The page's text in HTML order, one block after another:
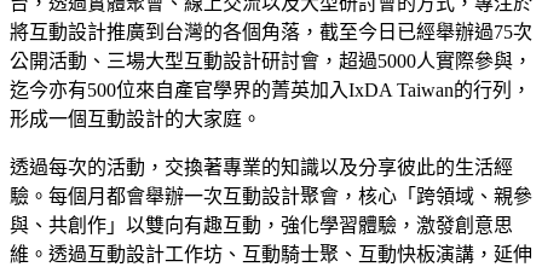
將互動設計推廣到台灣的各個角落，截至今日已經舉辦過75次
公開活動、三場大型互動設計研討會，超過5000人實際參與，
迄今亦有500位來自產官學界的菁英加入IxDA Taiwan的行列，
形成一個互動設計的大家庭。
透過每次的活動，交換著專業的知識以及分享彼此的生活經
驗。每個月都會舉辦一次互動設計聚會，核心「跨領域、親參
與、共創作」以雙向有趣互動，強化學習體驗，激發創意思
維。透過互動設計工作坊、互動騎士聚、互動快板演講，延伸